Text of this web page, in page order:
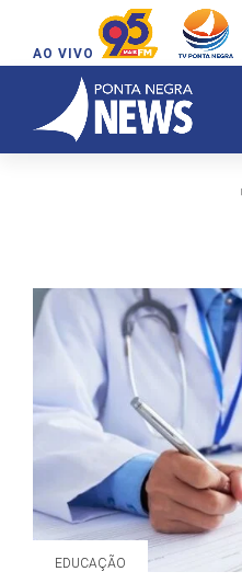
AO VIVO
EDUCAÇÃO